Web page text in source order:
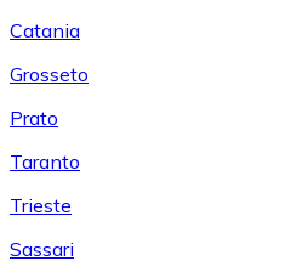
Catania
Grosseto
Prato
Taranto
Trieste
Sassari